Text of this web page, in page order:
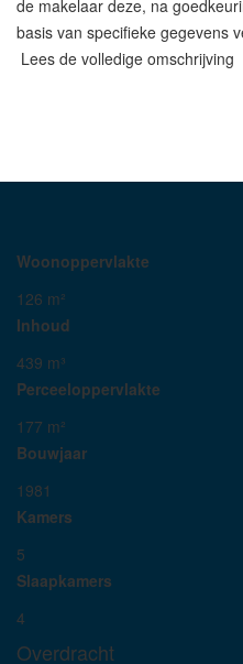
de makelaar deze, na
basis van specifieke gegevens
Lees de volledige omschrijving
Woonoppervlakte
126 m²
Inhoud
439 m³
Perceeloppervlakte
177 m²
Bouwjaar
1981
Kamers
5
Slaapkamers
4
Overdracht